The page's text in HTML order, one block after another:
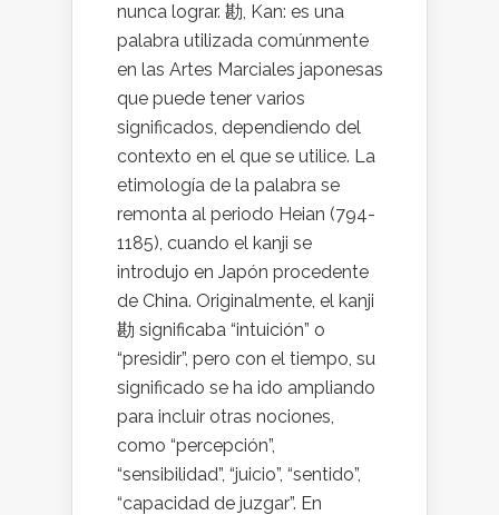
nunca lograr. 勘, Kan: es una
palabra utilizada comúnmente
en las Artes Marciales japonesas
que puede tener varios
significados, dependiendo del
contexto en el que se utilice. La
etimología de la palabra se
remonta al periodo Heian (794-
1185), cuando el kanji se
introdujo en Japón procedente
de China. Originalmente, el kanji
勘 significaba “intuición” o
“presidir”, pero con el tiempo, su
significado se ha ido ampliando
para incluir otras nociones,
como “percepción”,
“sensibilidad”, “juicio”, “sentido”,
“capacidad de juzgar”. En